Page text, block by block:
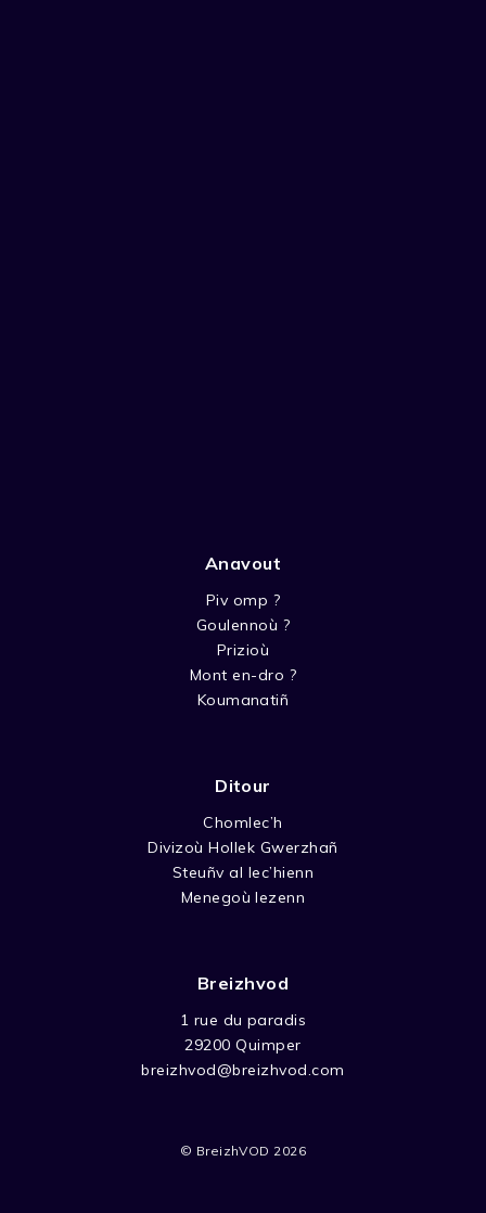
Anavout
Piv omp ?
Goulennoù ?
Prizioù
Mont en-dro ?
Koumanatiñ
Ditour
Chomlec’h
Divizoù Hollek Gwerzhañ
Steuñv al lec’hienn
Menegoù lezenn
Breizhvod
1 rue du paradis
29200 Quimper
breizhvod@breizhvod.com
© BreizhVOD 2026